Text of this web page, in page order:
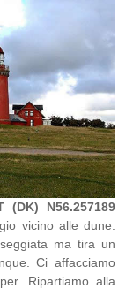
(DK) N56.257189
vicino alle dune.
ma tira un
Ci affacciamo
Ripartiamo alla